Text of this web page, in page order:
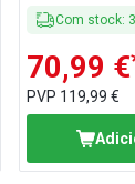
Com stock: 3
70,99 €
PVP 119,99 €